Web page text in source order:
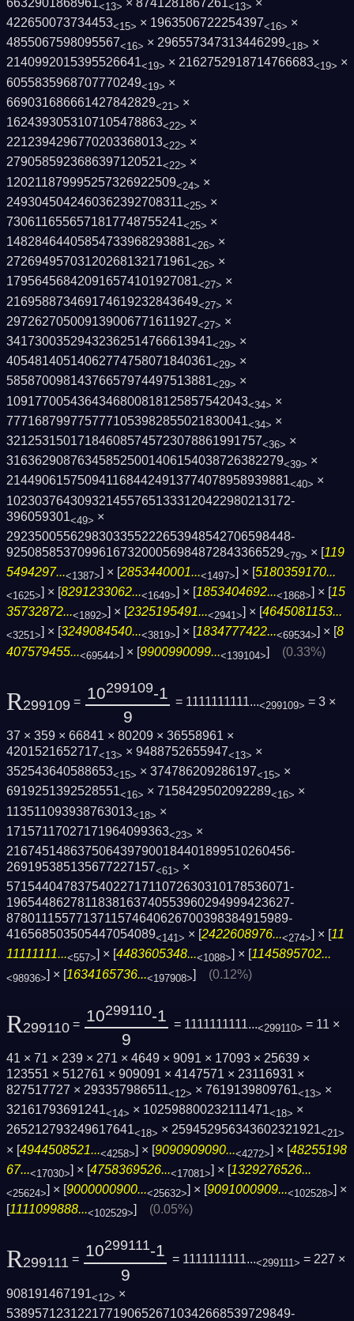
<13> <13>
422650073734453<15> × 1963506722254397<16> ×
4855067598095567<16> × 296557347313446299<18> ×
2140992015395526641<19> × 2162752918714766683<19> ×
6055835968707770249<19> ×
669031686661427842829<21> ×
1624393053107105478863<22> ×
2212394296770203368013<22> ×
2790585923686397120521<22> ×
120211879995257326922509<24> ×
2493045042460362392708311<25> ×
7306116556571817748755241<25> ×
14828464405854733968293881<26> ×
27269495703120268132171961<26> ×
179564568420916574101927081<27> ×
216958873469174619232843649<27> ×
297262705009139006771611927<27> ×
34173003529432362514766613941<29> ×
40548140514062774758071840361<29> ×
58587009814376657974497513881<29> ×
1091770054364346800818125857542043<34> ×
7771687997757771053982855021830041<34> ×
321253150171846085745723078861991757<36> ×
316362908763458525001406154038726382279<39> ×
2144906157509411684424913774078958939881<40> ×
1023037643093214557651333120422980213172­
396059301<49> ×
2923500556298303355222653948542706598448­
925085853709961673200056984872843366529<79> × [119
5494297...<1387>] × [2853440001...<1497>] × [5180359170...
<1625>] × [8291233062...<1649>] × [1853404692...<1868>] × [15
35732872...<1892>] × [2325195491...<2941>] × [4645081153...
<3251> ] × [ 3249084540...<3819> ] × [ 1834777422...<69534> ] × [ 8
407579455...<69544>] × [9900990099...<139104>] (0.33%)
R299109 = 10299109-1
9
= 1111111111...<299109> = 3 ×
37 × 359 × 66841 × 80209 × 36558961 ×
4201521652717<13> × 9488752655947<13> ×
352543640588653<15> × 374786209286197<15> ×
6919251392528551<16> × 7158429502092289<16> ×
113511093938763013<18> ×
17157117027171964099363<23> ×
2167451486375064397900184401899510260456­
269195385135677227157<61> ×
5715440478375402271711072630310178536071­
1965448627811838163740553960294999423627­
8780111557713711574640626700398384915989­
416568503505447054089<141> × [2422608976...<274>] × [11
11111111...<557>] × [4483605348...<1088>] × [1145895702...
<98936>] × [1634165736...<197908>] (0.12%)
R299110 = 10299110-1
9
= 1111111111...<299110> = 11 ×
41 × 71 × 239 × 271 × 4649 × 9091 × 17093 × 25639 ×
123551 × 512761 × 909091 × 4147571 × 23116931 ×
827517727 × 293357986511<12> × 7619139809761<13> ×
32161793691241<14> × 102598800232111471<18> ×
265212793249617641<18> × 259452956343602321921<21>
× [4944508521...<4258>] × [9090909090...<4272>] × [48255198
67...<17030>] × [4758369526...<17081>] × [1329276526...
<25624>] × [9000000900...<25632>] × [9091000909...<102528>] ×
[1111099888...<102529>] (0.05%)
R299111 = 10299111-1
9
= 1111111111...<299111> = 227 ×
908191467191<12> ×
5389571231221771906526710342668539729849­